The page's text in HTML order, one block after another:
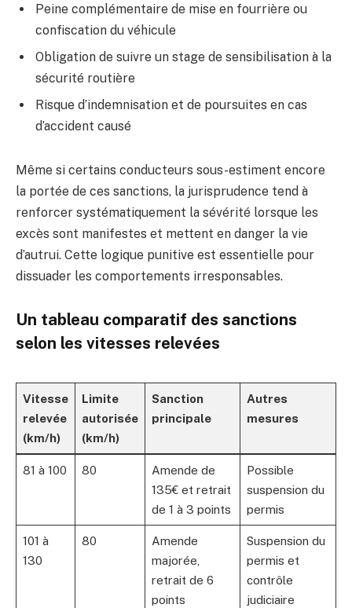
Peine complémentaire de mise en fourrière ou
confiscation du véhicule
Obligation de suivre un stage de sensibilisation à la
sécurité routière
Risque d’indemnisation et de poursuites en cas
d’accident causé
Même si certains conducteurs sous-estiment encore
la portée de ces sanctions, la jurisprudence tend à
renforcer systématiquement la sévérité lorsque les
excès sont manifestes et mettent en danger la vie
d’autrui. Cette logique punitive est essentielle pour
dissuader les comportements irresponsables.
Un tableau comparatif des sanctions
selon les vitesses relevées
Vitesse
relevée
(km/h)
Limite
autorisée
(km/h)
Sanction
principale
Autres
mesures
81 à 100 80
Amende de
135€ et retrait
de 1 à 3 points
Possible
suspension du
permis
101 à
130
80
Amende
majorée,
retrait de 6
points
Suspension du
permis et
contrôle
judiciaire